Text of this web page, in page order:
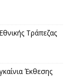
Τράπεζας
Έκθεσης